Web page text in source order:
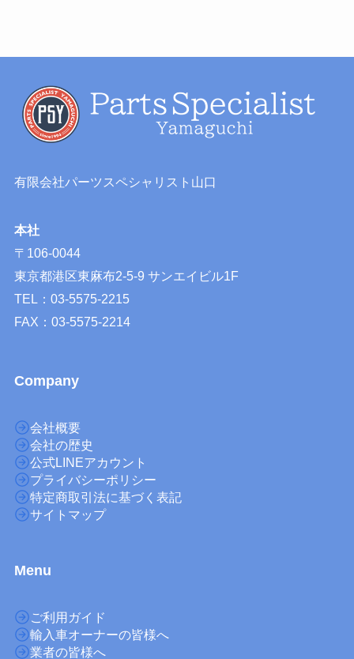
有限会社パーツスペシャリスト山口
本社
〒106-0044
東京都港区東麻布2-5-9 サンエイビル1F
TEL：03-5575-2215
FAX：03-5575-2214
Company
会社概要
会社の歴史
公式LINEアカウント
プライバシーポリシー
特定商取引法に基づく表記
サイトマップ
Menu
ご利用ガイド
輸入車オーナーの皆様へ
業者の皆様へ